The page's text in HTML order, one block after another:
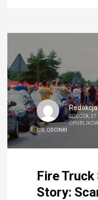
Redakcja
SOBOTA,
OSI
ODCINKI
Fire Truck
Story: